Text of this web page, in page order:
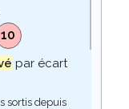
10
par écart
sortis depuis